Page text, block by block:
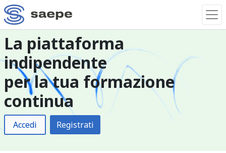
La piattaforma
indipendente
per la tua formazione
continua
Accedi Registrati